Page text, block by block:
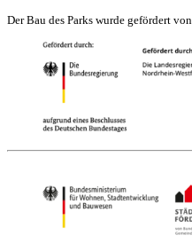
Der Bau des Parks wurde gefördert von